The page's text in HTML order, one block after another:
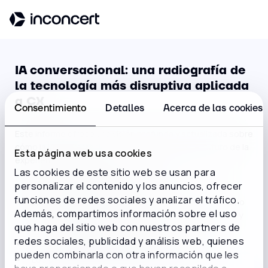
Consentimiento Detalles Acerca de las cookies
Esta página web usa cookies
Las cookies de este sitio web se usan para
personalizar el contenido y los anuncios, ofrecer
funciones de redes sociales y analizar el tráfico.
Además, compartimos información sobre el uso
que haga del sitio web con nuestros partners de
redes sociales, publicidad y análisis web, quienes
pueden combinarla con otra información que les
IA conversacional: una radiografía de
la tecnología más disruptiva aplicada
a CX
cómo la IA conversacional está configurando el futuro de la
experiencia del cliente.
En este informe de encontrarás:
Lastendencias clave en IA conversacional y cómo
están revolucionando sectores clave como salud y
banca.
Lascapacidades tecnológicasmás valoradas.
Losprincipales impulsoresde inversión.